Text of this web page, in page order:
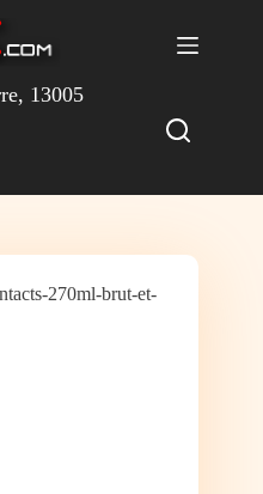
13005
270ml-brut-et-